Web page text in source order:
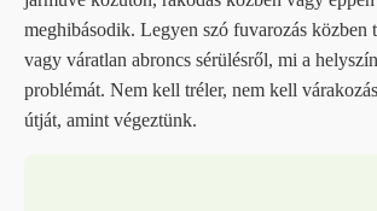
meghibásodik. Legyen szó fuvarozás közben
vagy váratlan abroncs sérülésről, mi a
problémát. Nem kell tréler, nem kell
útját, amint végeztünk.